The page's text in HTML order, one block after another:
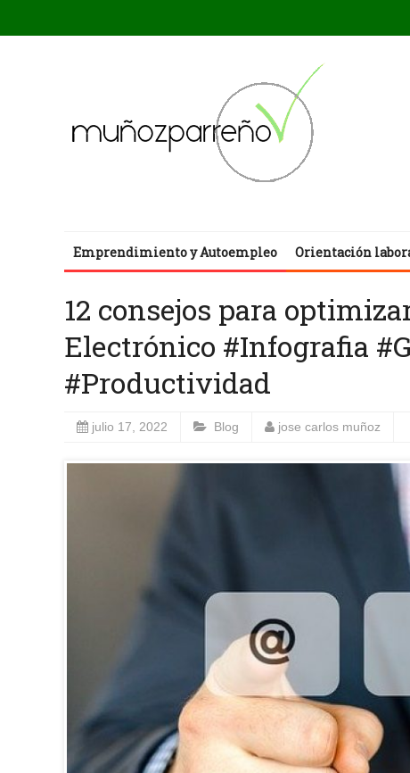
Emprendimiento y Autoempleo Orientación
12 consejos para
Electrónico #Infografia
#Productividad
julio 17, 2022 Blog jose carlos muñoz